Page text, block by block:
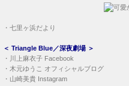
・ 七里ヶ浜だより
＜ Triangle Blue／深夜劇場 ＞
・
川上麻衣子 Facebook
・ 木元ゆうこ オフィシャルブログ
・ 山崎美貴 Instagram